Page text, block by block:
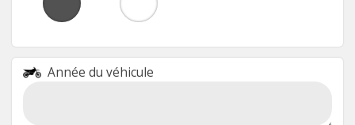
Année du véhicule